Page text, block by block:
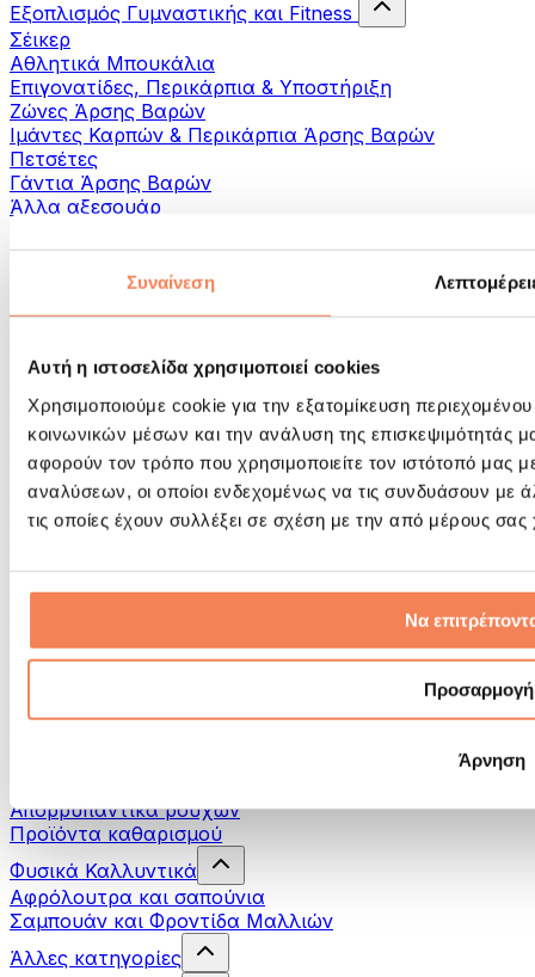
Συναίνεση
Αυτή η ιστοσελίδα χρησιμοποιεί cookies
Χρησιμοποιούμε cookie για την εξατομίκευση
κοινωνικών μέσων και την ανάλυση της επισκεψιμότητάς
αφορούν τον τρόπο που χρησιμοποιείτε τον ιστότοπό μας
αναλύσεων, οι οποίοι ενδεχομένως να τις συνδυάσουν με
τις οποίες έχουν συλλέξει σε σχέση με την από μέρους
Να
Προσαρμογή
Άρνηση
Εξοπλισμός Γυμναστικής και Fitness
Σέικερ
Αθλητικά Μπουκάλια
Επιγονατίδες, Περικάρπια & Υποστήριξη
Ζώνες Άρσης Βαρών
Ιμάντες Καρπών & Περικάρπια Άρσης Βαρών
Πετσέτες
Γάντια Άρσης Βαρών
Άλλα αξεσουάρ
Βοηθήματα- αποκατάστασης
Πιστόλια μασάζ
Εργαλεία μασάζ
Κύλινδροι Αφρού & Εξοπλισμός Μασάζ
Τσάντες & σακίδια πλάτης
Τσάντες τροφίμων & αξεσουάρ
Σάκοι Γυμναστικής
Σακίδια πλάτης
Αξεσουάρ με βάση τη δραστηριότητα
Tρέξιμο
Γιόγκα & Πιλάτες
Πεζοπορία
Θεραπεία με Κόκκινο Φως
Απορρυπαντικά ρούχων
Προϊόντα καθαρισμού
Φυσικά Καλλυντικά
Αφρόλουτρα και σαπούνια
Σαμπουάν και Φροντίδα Μαλλιών
Άλλες κατηγορίες